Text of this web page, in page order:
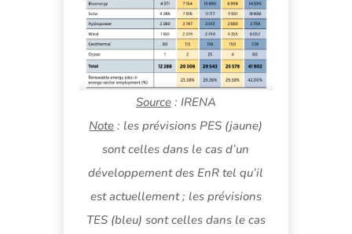
Source: IRENA
Note : les prévisions PES (jaune)
sont celles dans le cas d’un
développement des EnR tel qu’il
est actuellement ; les prévisions
TES (bleu) sont celles dans le cas